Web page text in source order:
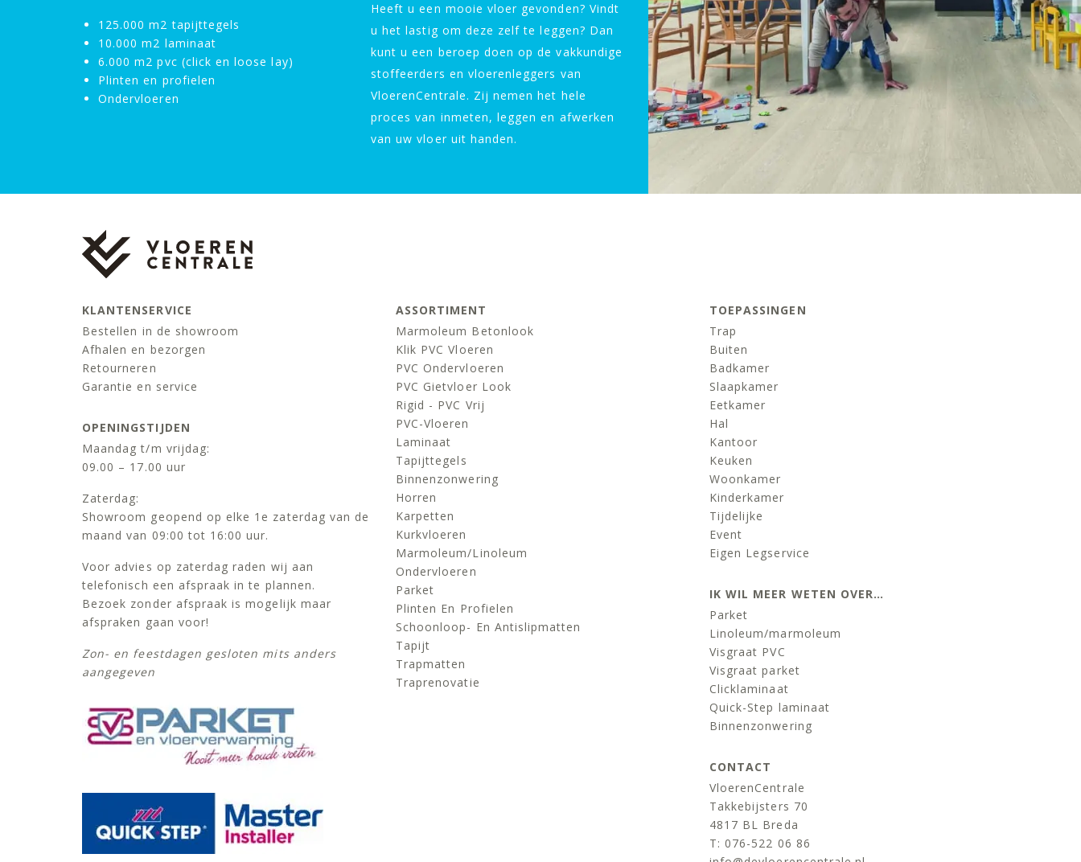
125.000 m2 tapijttegels
10.000 m2 laminaat
6.000 m2 pvc (click en loose lay)
Plinten en profielen
Ondervloeren
Heeft u een mooie vloer gevonden? Vindt
u het lastig om deze zelf te leggen? Dan
kunt u een beroep doen op de vakkundige
stoffeerders en vloerenleggers van
VloerenCentrale. Zij nemen het hele
proces van inmeten, leggen en afwerken
van uw vloer uit handen.
KLANTENSERVICE
Bestellen in de showroom
Afhalen en bezorgen
Retourneren
Garantie en service
OPENINGSTIJDEN
Maandag t/m vrijdag:
09.00 – 17.00 uur
Zaterdag:
Showroom geopend op elke 1e zaterdag van de
maand van 09:00 tot 16:00 uur.
Voor advies op zaterdag raden wij aan
telefonisch een afspraak in te plannen.
Bezoek zonder afspraak is mogelijk maar
afspraken gaan voor!
Zon- en feestdagen gesloten mits anders
aangegeven
ASSORTIMENT
Marmoleum Betonlook
Klik PVC Vloeren
PVC Ondervloeren
PVC Gietvloer Look
Rigid - PVC Vrij
PVC-Vloeren
Laminaat
Tapijttegels
Binnenzonwering
Horren
Karpetten
Kurkvloeren
Marmoleum/linoleum
Ondervloeren
Parket
Plinten En Profielen
Schoonloop- En Antislipmatten
Tapijt
Trapmatten
Traprenovatie
TOEPASSINGEN
Trap
Buiten
Badkamer
Slaapkamer
Eetkamer
Hal
Kantoor
Keuken
Woonkamer
Kinderkamer
Tijdelijke
Event
Eigen Legservice
IK WIL MEER WETEN OVER…
Parket
Linoleum/marmoleum
Visgraat PVC
Visgraat parket
Clicklaminaat
Quick-Step laminaat
Binnenzonwering
CONTACT
VloerenCentrale
Takkebijsters 70
4817 BL Breda
T:076-522 06 86